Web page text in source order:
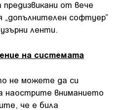
от вече
софтуер”
ленти.
на системата
не можете да си
наострите вниманието
че е била